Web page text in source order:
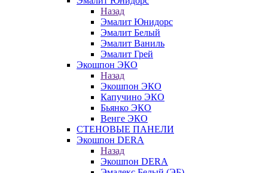
Назад
Эмалит Юнидорс
Эмалит Белый
Эмалит Ваниль
Эмалит Грей
Экошпон ЭКО
Назад
Экошпон ЭКО
Капучино ЭКО
Бьянко ЭКО
Венге ЭКО
СТЕНОВЫЕ ПАНЕЛИ
Экошпон DERA
Назад
Экошпон DERA